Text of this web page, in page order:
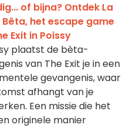
of bijna? Ontdek La
Bêta, het escape game
Exit in Poissy
plaatst de bèta-
van The Exit je in een
gevangenis, waar
afhangt van je
Een missie die het
originele manier